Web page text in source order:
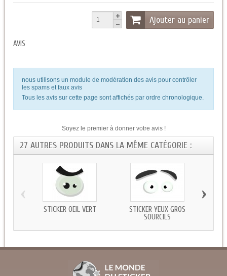
Ajouter au panier
AVIS
nous utilisons un module de modération des avis pour contrôler
les spams et faux avis
Tous les avis sur cette page sont affichés par ordre chronologique.
Soyez le premier à donner votre avis !
27 AUTRES PRODUITS DANS LA MÊME CATÉGORIE :
STICKER OEIL VERT
STICKER YEUX GROS
SOURCILS
‹ ›